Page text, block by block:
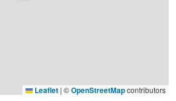
Leaflet | ©OpenStreetMapcontributors